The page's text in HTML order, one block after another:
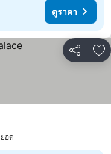
ดูราคา
แชร์ เ
อด